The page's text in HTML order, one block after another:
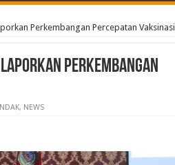
Perkembangan Percepatan Vaksinasi
Perkembangan
, NEWS